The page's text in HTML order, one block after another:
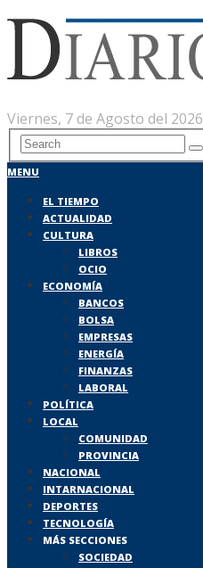
Viernes, 7 de Agosto del 2026
MENU
EL TIEMPO
ACTUALIDAD
CULTURA
LIBROS
OCIO
ECONOMÍA
BANCOS
BOLSA
EMPRESAS
ENERGÍA
FINANZAS
LABORAL
POLÍTICA
LOCAL
COMUNIDAD
PROVINCIA
NACIONAL
INTARNACIONAL
DEPORTES
TECNOLOGÍA
MÁS SECCIONES
SOCIEDAD